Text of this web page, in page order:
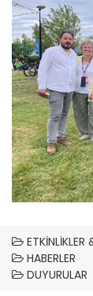
ETKINLIKLER
HABERLER
DUYURULAR